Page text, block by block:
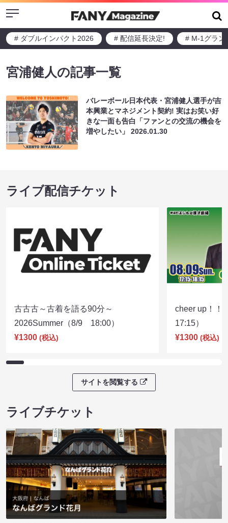
Menu
# ダブルインパクト2026 # 配信延長決定! # M-1グラン
宮浦健人の記事一覧
バレーボール日本代表・宮浦健人選手が吉
本興業とマネジメント契約! 実はお笑い好
きな一面も告白「ファンとの交流の機会を
増やしたい」2026.01.30
ライブ配信チケット
古古古～古着を語る90分～
2026Summer（8/9 18:00）
¥1300 (税込)
cheer up！
17:15）
¥1300 (税込)
サイトを閲覧する
ライブチケット